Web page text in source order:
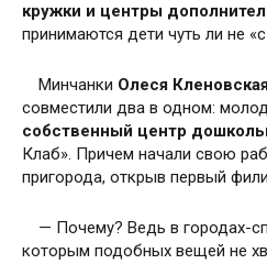
кружки и центры
принимаются дети чуть ли не
Минчанки Олеся
совместили два в одном:
собственный центр
Клаб». Причем начали свою
пригорода, открыв первый
— Почему? Ведь в городах-
которым подобных вещей не